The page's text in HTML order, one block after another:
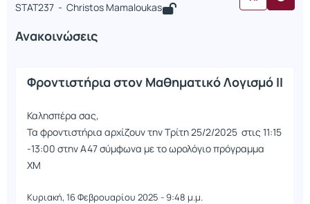
STAT237 - Christos Mamaloukas
Ανακοινώσεις
Φροντιστήρια στον Μαθηματικό Λογισμό ΙΙ
Καλησπέρα σας,
Τα φροντιστήρια αρχίζουν την Τρίτη 25/2/2025 στις 11:15
-13:00 στην Α47 σύμφωνα με το ωρολόγιο πρόγραμμα
ΧΜ
Κυριακή, 16 Φεβρουαρίου 2025 - 9:48 μ.μ.